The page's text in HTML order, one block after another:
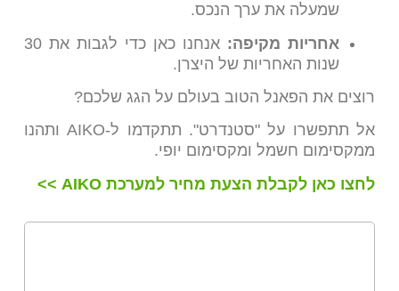
שמעלה את ערך הנכס.
אחריות מקיפה:
אנחנו כאן כדי לגבות את 30
שנות האחריות של היצרן.
רוצים את הפאנל הטוב בעולם על הגג שלכם?
אל תתפשרו על "סטנדרט". תתקדמו ל-AIKO ותהנו
ממקסימום חשמל ומקסימום יופי.
לחצו כאן לקבלת הצעת מחיר למערכת AIKO >>